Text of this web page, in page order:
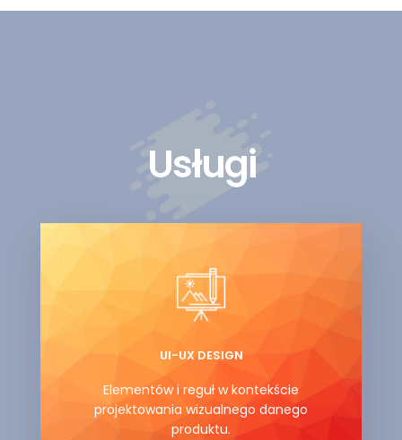
Usługi
UI-UX DESIGN
Elementów i reguł w kontekście
projektowania wizualnego danego
produktu.